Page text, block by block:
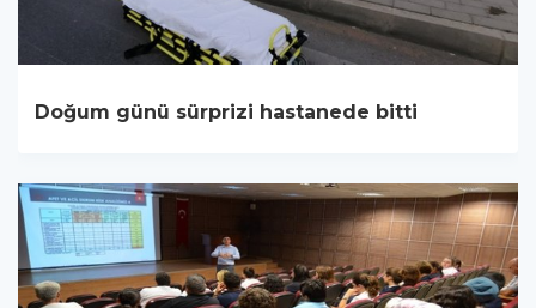
Doğum günü sürprizi hastanede bitti